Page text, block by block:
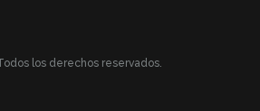
los derechos reservados.